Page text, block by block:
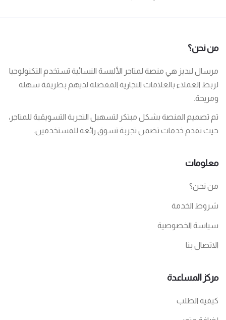
من نحن؟
مرسال ليديز هي منصة لمتاجر الألبسة النسائية تستخدم التكنولوجيا
لربط العملاء بالعلامات التجارية المفضلة لديهم بطريقة سهلة
ومريحة.
تم تصميم المنصة بشكل مبتكر لتسهيل التجربة التسويقية للمتاجر،
حيث تقدم خدمات تضمن تجربة تسوق رائعة للمستخدمين.
معلومات
من نحن؟
شروط الخدمة
سياسة الخصوصية
الاتصال بنا
مركز المساعدة
كيفية الطلب